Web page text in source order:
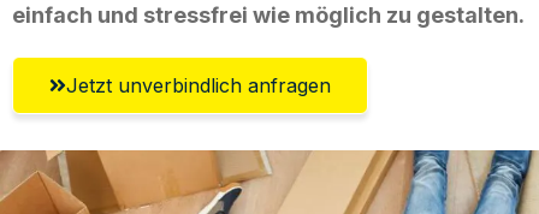
einfach und stressfrei wie möglich zu gestalten.
Jetzt unverbindlich anfragen